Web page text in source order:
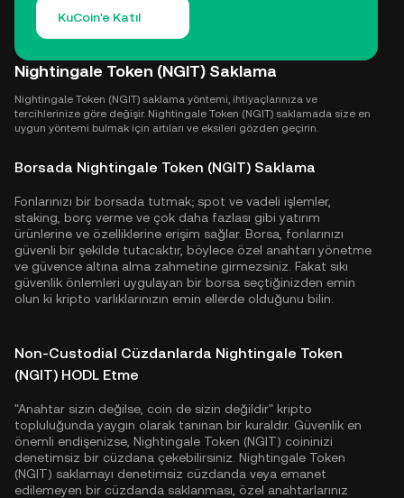
KuCoin'e Katıl
Nightingale Token (NGIT) Saklama
Nightingale Token (NGIT) saklama yöntemi, ihtiyaçlarınıza ve
tercihlerinize göre değişir. Nightingale Token (NGIT) saklamada size en
uygun yöntemi bulmak için artıları ve eksileri gözden geçirin.
Borsada Nightingale Token (NGIT) Saklama
Fonlarınızı bir borsada tutmak; spot ve vadeli işlemler,
staking, borç verme ve çok daha fazlası gibi yatırım
ürünlerine ve özelliklerine erişim sağlar. Borsa, fonlarınızı
güvenli bir şekilde tutacaktır, böylece özel anahtarı yönetme
ve güvence altına alma zahmetine girmezsiniz. Fakat sıkı
güvenlik önlemleri uygulayan bir borsa seçtiğinizden emin
olun ki kripto varlıklarınızın emin ellerde olduğunu bilin.
Non-Custodial Cüzdanlarda Nightingale Token
(NGIT) HODL Etme
"Anahtar sizin değilse, coin de sizin değildir" kripto
topluluğunda yaygın olarak tanınan bir kuraldır. Güvenlik en
önemli endişenizse, Nightingale Token (NGIT) coininizi
denetimsiz bir cüzdana çekebilirsiniz. Nightingale Token
(NGIT) saklamayı denetimsiz cüzdanda veya emanet
edilemeyen bir cüzdanda saklanması, özel anahtarlarınız